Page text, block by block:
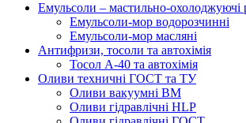
Емульсоли – мастильно-охолоджуючі
Емульсоли-мор водорозчинні
Емульсоли-мор масляні
Антифризи, тосоли та автохімія
Тосол А-40 та автохімія
Оливи техничні ГОСТ та ТУ
Оливи вакуумні ВМ
Оливи гідравлічні HLP